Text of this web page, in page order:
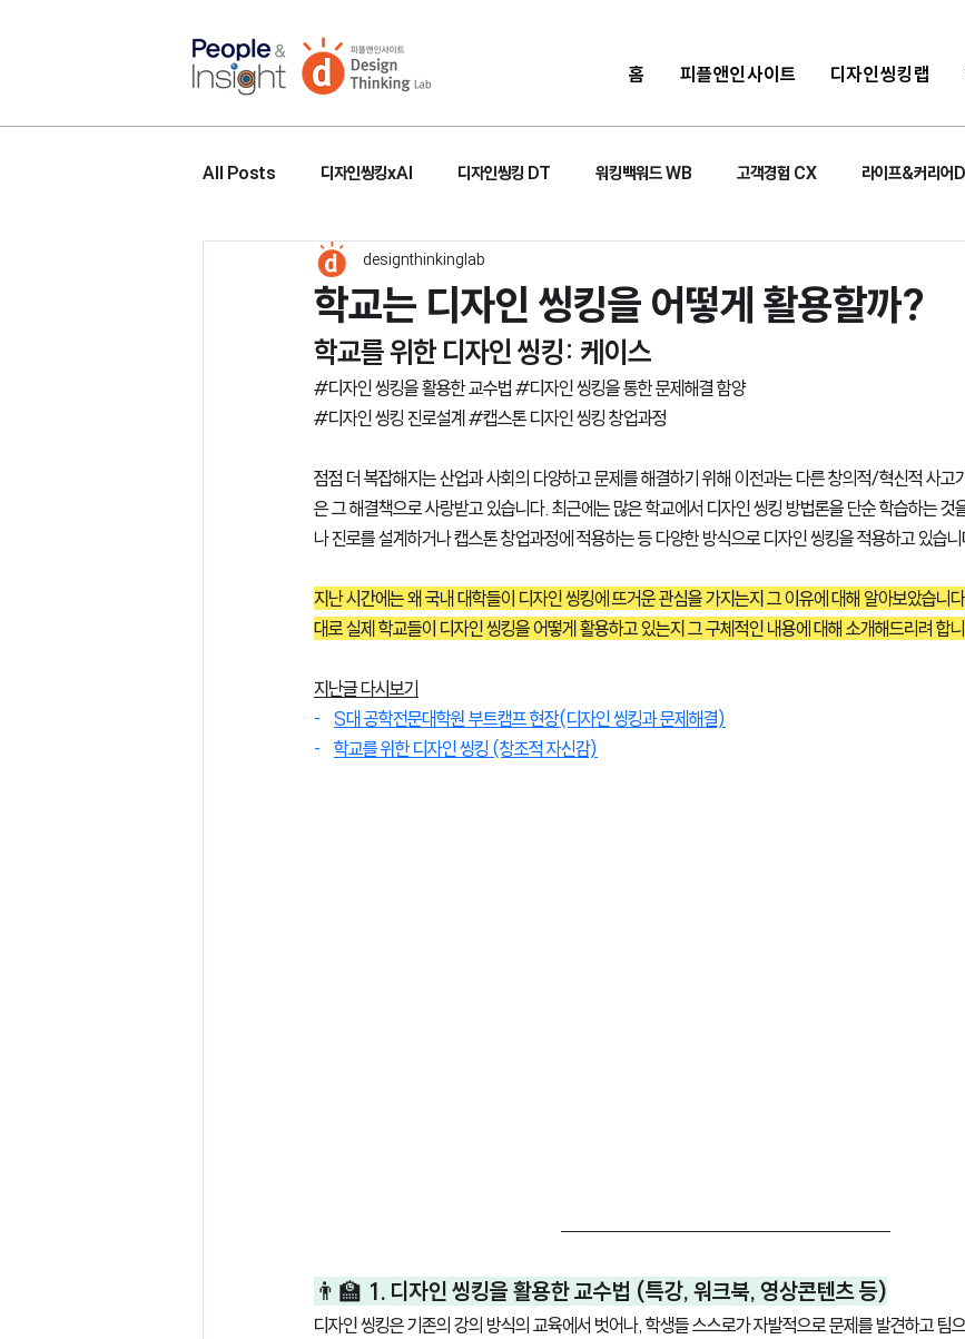
홈 피플앤인사이트 디자인씽킹랩
All Posts 디자인씽킹xAI 디자인씽킹 DT 워킹백워드 WB 고객경험 CX 라이프&커리어
학교는 디자인 씽킹을 어떻게 활용할까?
designthinkinglab
학교를 위한 디자인 씽킹: 케이스
#디자인 씽킹을 활용한 교수법 #디자인 씽킹을 통한 문제해결 함양
#디자인 씽킹 진로설계 #캡스톤 디자인 씽킹 창업과정
점점 더 복잡해지는 산업과 사회의 다양하고 문제를 해결하기 위해 이전과는 다른 창의적/혁신적 사고
은 그 해결책으로 사랑받고 있습니다. 최근에는 많은 학교에서 디자인 씽킹 방법론을 단순 학습하는 것
나 진로를 설계하거나 캡스톤 창업과정에 적용하는 등 다양한 방식으로 디자인 씽킹을 적용하고 있습니
지난 시간에는 왜 국내 대학들이 디자인 씽킹에 뜨거운 관심을 가지는지 그 이유에 대해 알아보았습니
대로 실제 학교들이 디자인 씽킹을 어떻게 활용하고 있는지 그 구체적인 내용에 대해 소개해드리려 합
지난글 다시보기
- S대 공학전문대학원 부트캠프 현장(디자인 씽킹과 문제해결)
- 학교를 위한 디자인 씽킹 (창조적 자신감)
👨‍🏫 1. 디자인 씽킹을 활용한 교수법 (특강, 워크북, 영상콘텐츠 등)
디자인 씽킹은 기존의 강의 방식의 교육에서 벗어나, 학생들 스스로가 자발적으로 문제를 발견하고 팀